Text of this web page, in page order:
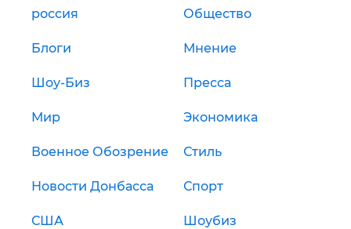
россия Общество
Блоги Мнение
Шоу-Биз Пресса
Мир Экономика
Военное Обозрение Стиль
Новости Донбасса Спорт
США Шоубиз